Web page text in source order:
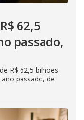
62,5
passado,
R$ 62,5 bilhões
passado, de